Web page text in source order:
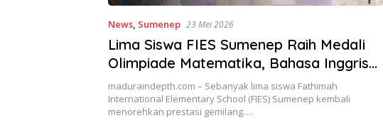
News, Sumenep 23 Mei 2026
Lima Siswa FIES Sumenep Raih Medali
Olimpiade Matematika, Bahasa Inggris
dan Sains Tingkat Provinsi
maduraindepth.com – Sebanyak lima siswa Fathimah
International Elementary School (FIES) Sumenep kembali
menorehkan prestasi gemilang….